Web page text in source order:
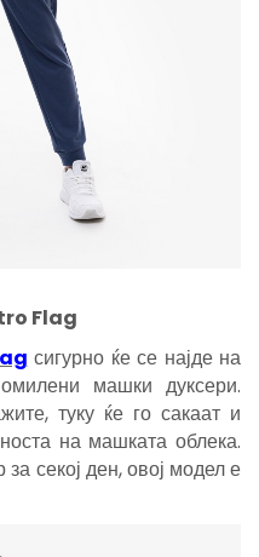
Flag
сигурно ќе се најде на
машки дуксери.
туку ќе го сакаат и
на машката облека.
секој ден, овој модел е